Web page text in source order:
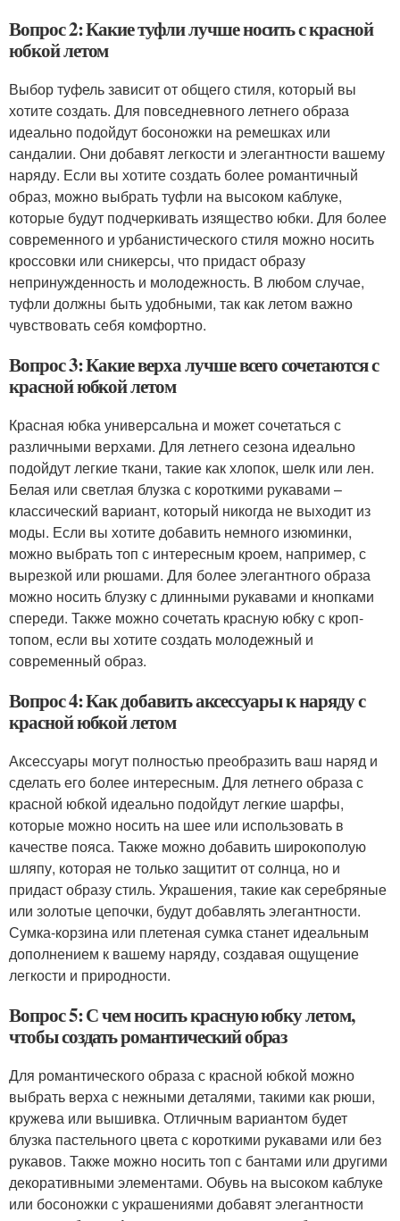
Вопрос 2: Какие туфли лучше носить с красной
юбкой летом
Выбор туфель зависит от общего стиля, который вы
хотите создать. Для повседневного летнего образа
идеально подойдут босоножки на ремешках или
сандалии. Они добавят легкости и элегантности вашему
наряду. Если вы хотите создать более романтичный
образ, можно выбрать туфли на высоком каблуке,
которые будут подчеркивать изящество юбки. Для более
современного и урбанистического стиля можно носить
кроссовки или сникерсы, что придаст образу
непринужденность и молодежность. В любом случае,
туфли должны быть удобными, так как летом важно
чувствовать себя комфортно.
Вопрос 3: Какие верха лучше всего сочетаются с
красной юбкой летом
Красная юбка универсальна и может сочетаться с
различными верхами. Для летнего сезона идеально
подойдут легкие ткани, такие как хлопок, шелк или лен.
Белая или светлая блузка с короткими рукавами –
классический вариант, который никогда не выходит из
моды. Если вы хотите добавить немного изюминки,
можно выбрать топ с интересным кроем, например, с
вырезкой или рюшами. Для более элегантного образа
можно носить блузку с длинными рукавами и кнопками
спереди. Также можно сочетать красную юбку с кроп-
топом, если вы хотите создать молодежный и
современный образ.
Вопрос 4: Как добавить аксессуары к наряду с
красной юбкой летом
Аксессуары могут полностью преобразить ваш наряд и
сделать его более интересным. Для летнего образа с
красной юбкой идеально подойдут легкие шарфы,
которые можно носить на шее или использовать в
качестве пояса. Также можно добавить широкополую
шляпу, которая не только защитит от солнца, но и
придаст образу стиль. Украшения, такие как серебряные
или золотые цепочки, будут добавлять элегантности.
Сумка-корзина или плетеная сумка станет идеальным
дополнением к вашему наряду, создавая ощущение
легкости и природности.
Вопрос 5: С чем носить красную юбку летом,
чтобы создать романтический образ
Для романтического образа с красной юбкой можно
выбрать верха с нежными деталями, такими как рюши,
кружева или вышивка. Отличным вариантом будет
блузка пастельного цвета с короткими рукавами или без
рукавов. Также можно носить топ с бантами или другими
декоративными элементами. Обувь на высоком каблуке
или босоножки с украшениями добавят элегантности